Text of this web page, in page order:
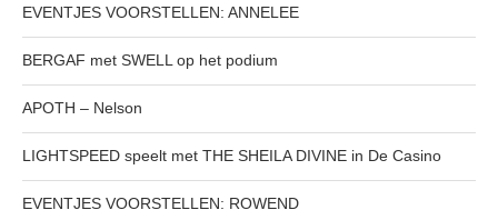
EVENTJES VOORSTELLEN: ANNELEE
BERGAF met SWELL op het podium
APOTH – Nelson
LIGHTSPEED speelt met THE SHEILA DIVINE in De Casino
EVENTJES VOORSTELLEN: ROWEND